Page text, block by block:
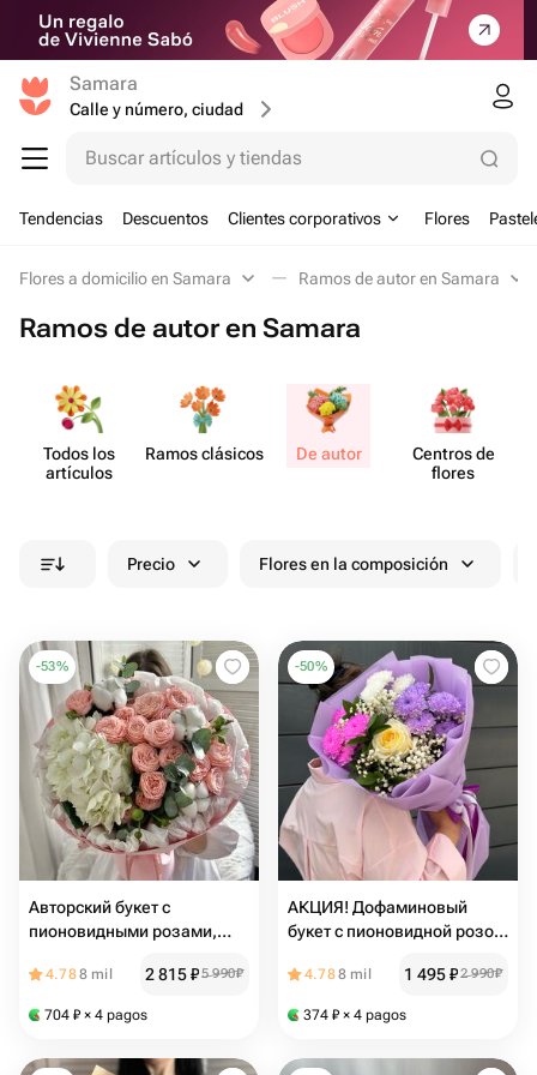
Samara
Calle y número, ciudad
Buscar artículos y tiendas
Tendencias Descuentos Clientes corporativos Flores
Flores a domicilio en Samara Ramos de autor en Samara
Ramos de autor en Samara
Todos los
artículos
Ramos clásicos De autor
Centros de
flores
Precio Flores en la composición
-53%
Авторский букет с
пионовидными розами,
4.788 mil 2 815₽5 990₽
704 ₽ × 4 pagos
-50%
АКЦИЯ! Дофаминовый
букет с пионовидной розой
гипсофилой
4.788 mil 1 495₽2 990₽
374 ₽ × 4 pagos